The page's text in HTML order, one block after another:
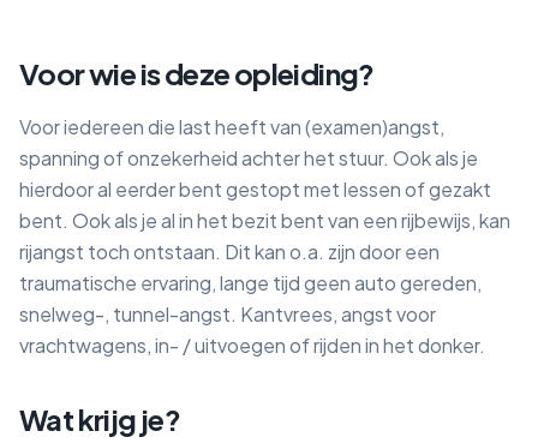
Voor wie is deze opleiding?
Voor iedereen die last heeft van (examen)angst,
spanning of onzekerheid achter het stuur. Ook als je
hierdoor al eerder bent gestopt met lessen of gezakt
bent. Ook als je al in het bezit bent van een rijbewijs, kan
rijangst toch ontstaan. Dit kan o.a. zijn door een
traumatische ervaring, lange tijd geen auto gereden,
snelweg-, tunnel-angst. Kantvrees, angst voor
vrachtwagens, in- / uitvoegen of rijden in het donker.
Wat krijg je?